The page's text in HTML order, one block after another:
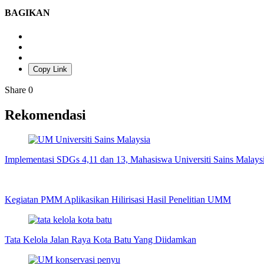
BAGIKAN
Copy Link
Share 0
Rekomendasi
Implementasi SDGs 4,11 dan 13, Mahasiswa Universiti Sains
Kegiatan PMM Aplikasikan Hilirisasi Hasil Penelitian UMM
Tata Kelola Jalan Raya Kota Batu Yang Diidamkan